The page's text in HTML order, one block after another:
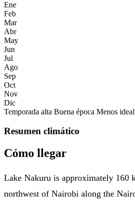
Ene
Feb
Mar
Abr
May
Jun
Jul
Ago
Sep
Oct
Nov
Dic
Temporada alta Buena época Menos ideal
Resumen climático
Cómo llegar
Lake Nakuru is approximately 160
northwest of Nairobi along the